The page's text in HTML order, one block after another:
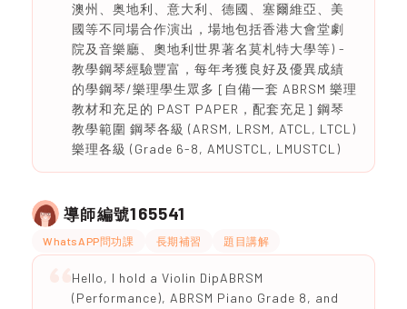
澳州、奥地利、意大利、德國、塞爾維亞、美
國等不同場合作演出，場地包括香港大會堂劇
院及音樂廳、奧地利世界著名莫札特大學等) -
教學鋼琴經驗豐富，每年考獲良好及優異成績
的學鋼琴/樂理學生眾多 [自備一套 ABRSM 樂理
教材和充足的 PAST PAPER，配套充足] 鋼琴
教學範圍 鋼琴各級 (ARSM, LRSM, ATCL, LTCL)
樂理各級 (Grade 6-8, AMUSTCL, LMUSTCL)
導師編號165541
WhatsAPP問功課 長期補習 題目講解
Hello, I hold a Violin DipABRSM
(Performance), ABRSM Piano Grade 8, and